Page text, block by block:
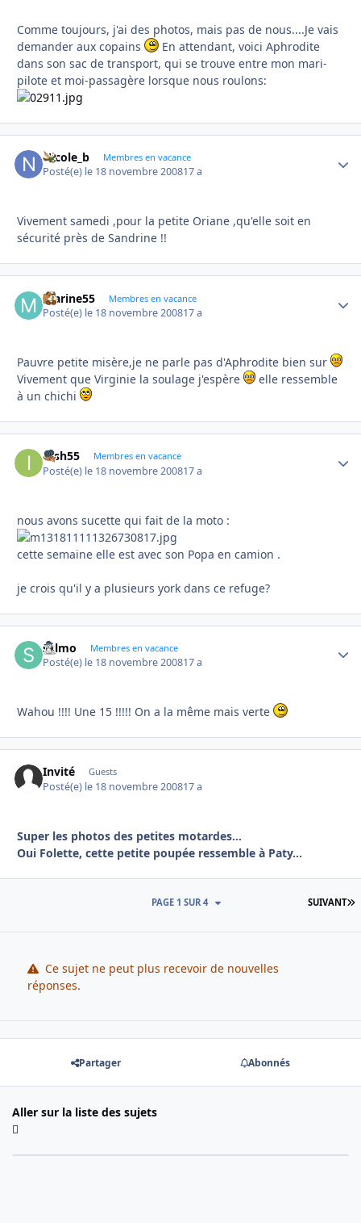
Comme toujours, j'ai des photos, mais pas de nous....Je vais
demander aux copains
En attendant, voici Aphrodite
dans son sac de transport, qui se trouve entre mon mari-
pilote et moi-passagère lorsque nous roulons:
Nicole_b Membres en vacance
Posté(e) le 18 novembre 200817 a
Vivement samedi ,pour la petite Oriane ,qu'elle soit en
sécurité près de Sandrine !!
marine55 Membres en vacance
Posté(e) le 18 novembre 200817 a
Pauvre petite misère,je ne parle pas d'Aphrodite bien sur
Vivement que Virginie la soulage j'espère
elle ressemble
à un chichi
irish55 Membres en vacance
Posté(e) le 18 novembre 200817 a
nous avons sucette qui fait de la moto :
cette semaine elle est avec son Popa en camion .
je crois qu'il y a plusieurs york dans ce refuge?
sylmo Membres en vacance
Posté(e) le 18 novembre 200817 a
Wahou !!!! Une 15 !!!!! On a la même mais verte
Invité Guests
Posté(e) le 18 novembre 200817 a
Super les photos des petites motardes...
Oui Folette, cette petite poupée ressemble à Paty...
SUIVANT
PAGE 1 SUR 4
Ce sujet ne peut plus recevoir de nouvelles
réponses.
Partager Abonnés
Aller sur la liste des sujets